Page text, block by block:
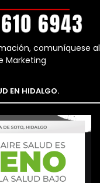
comuníquese al
Marketing
EN HIDALGO.